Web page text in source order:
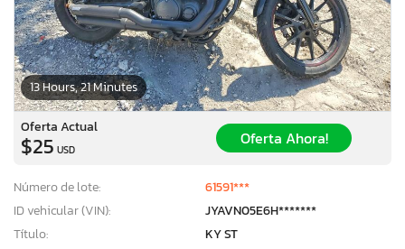
13 Hours, 21 Minutes
Oferta Actual
$25 USD
Oferta Ahora!
Número de lote:
61591***
ID vehicular (VIN):
JYAVN05E6H*******
Título:
KY ST